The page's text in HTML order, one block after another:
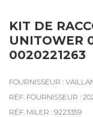
KIT DE
UNITOWER
0020221263
FOURNISSEUR :
RÉF. FOURNISSEUR :
RÉF. MILER : 9223359